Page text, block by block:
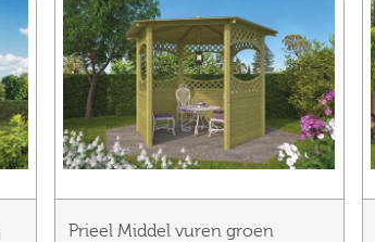
Prieel Middel vuren groen